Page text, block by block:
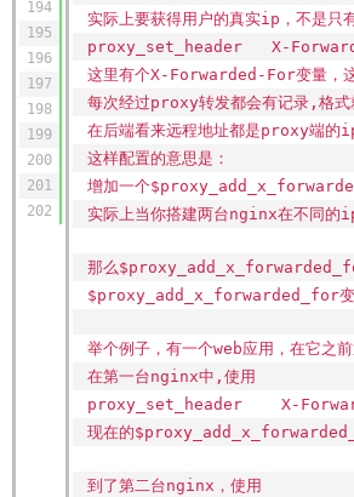
194
195
196
197
198
199
200
201
202
实际上要获得用户的真实ip，不是只
proxy_set_header X-
这里有个X-Forwarded-For变量，
每次经过proxy转发都会有记录,格
在后端看来远程地址都是proxy端
这样配置的意思是：
增加一个
实际上当你搭建两台nginx在不同
那么
$proxy_add_x_forwarded_for变
举个例子，有一个web应用，在它
在第一台nginx中,使用
proxy_set_header X-
现在的
到了第二台nginx，使用